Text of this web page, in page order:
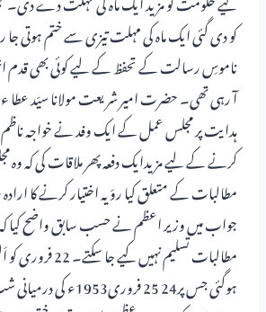
کو دی گئی ایک ماہ کی مہلت تیزی سے ختم ہوتی
ناموسِ رسالت کے تحفظ کے لیے کوئی بھی قدم
آ رہی تھی۔ حضرت امیر شریعت مولانا سیّد عطا ء
ہدایت پر مجلس عمل کے ایک وفد نے خواجہ
کرنے کے لیے مزیدایک دفعہ پھر ملاقات کی کہ
مطالبات کے متعلق کیا روّیہ اختیار کرنے کا
جواب میں وزیر اعظم نے حسب سابق واضح
مطالبات تسلیم نہیں
ہوگئی جس پر24 25